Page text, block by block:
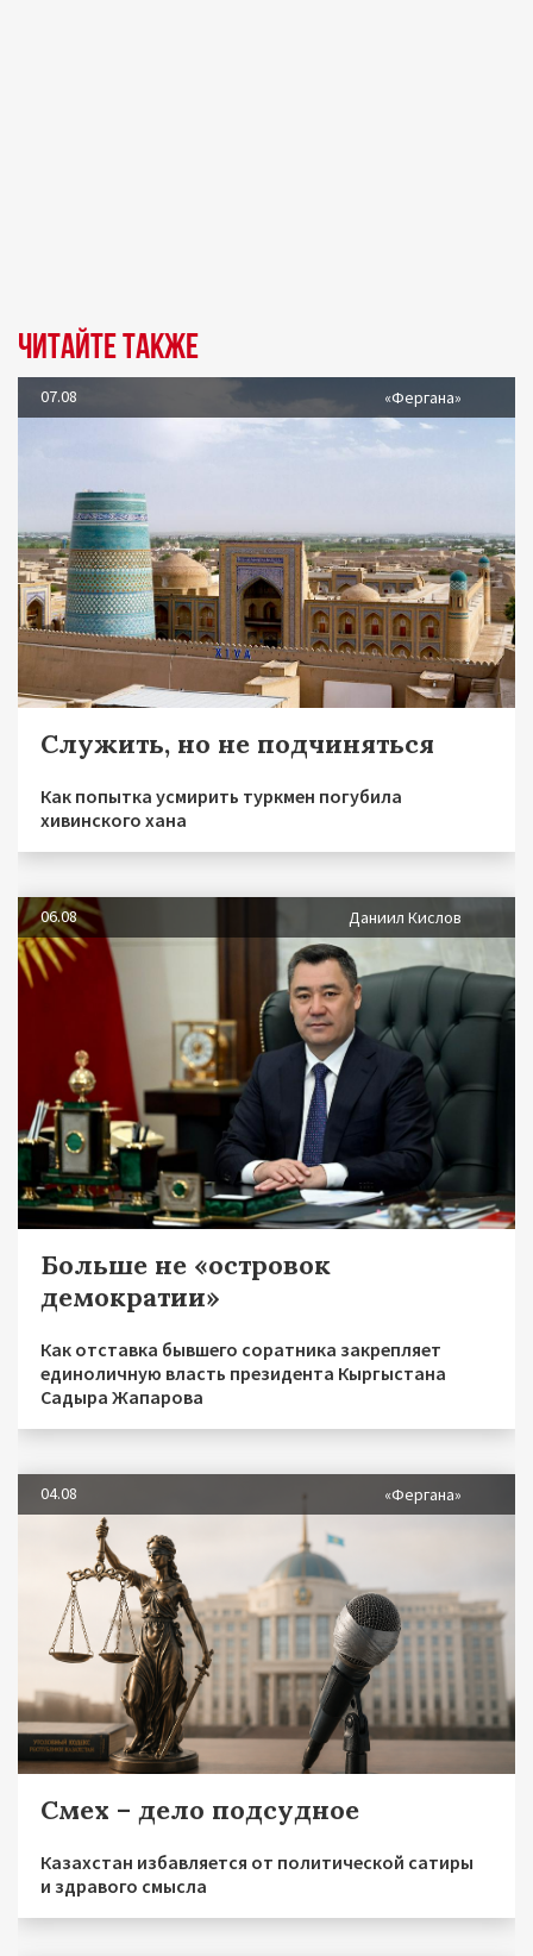
Читайте также
07.08 «Фергана»
Служить, но не подчиняться
Как попытка усмирить туркмен погубила
хивинского хана
06.08 Даниил Кислов
Больше не «островок
демократии»
Как отставка бывшего соратника закрепляет
единоличную власть президента Кыргыстана
Садыра Жапарова
04.08 «Фергана»
Смех – дело подсудное
Казахстан избавляется от политической сатиры
и здравого смысла